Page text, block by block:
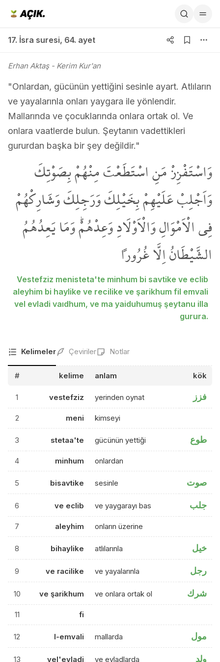
17. İsra suresi, 64. ayet
Erhan Aktaş- Kerim Kur'an
"Onlardan, gücünün yettiğini sesinle ayart. Atlıların
ve yayalarınla onları yaygara ile yönlendir.
Mallarında ve çocuklarında onlara ortak ol. Ve
onlara vaatlerde bulun. Şeytanın vadettikleri
gururdan başka bir şey değildir."
وَاسْتَفْزِزْ مَنِ اسْتَطَعْتَ مِنْهُمْ بِصَوْتِكَ
وَاَجْلِبْ عَلَيْهِمْ بِخَيْلِكَ وَرَجِلِكَ وَشَارِكْهُمْ
فِي الْاَمْوَالِ وَالْاَوْلَادِ وَعِدْهُمْۜ وَمَا يَعِدُهُمُ
الشَّيْطَانُ اِلَّا غُرُوراً
Vestefziz menisteta'te minhum bi savtike ve eclib
aleyhim bi haylike ve recilike ve şarikhum fil emvali
vel evladi vaıdhum, ve ma yaiduhumuş şeytanu illa
gurura.
Kelimeler Çeviriler Notlar
# kelime anlam kök
1 vestefziz yerinden oynat فزز
2 meni kimseyi
3 stetaa'te gücünün yettiği طوع
4 minhum onlardan
5 bisavtike sesinle صوت
6 ve eclib ve yaygarayı bas جلب
7 aleyhim onların üzerine
8 bihaylike atlılarınla خيل
9 ve racilike ve yayalarınla رجل
10 ve şarikhum ve onlara ortak ol شرك
11 fi
12 l-emvali mallarda مول
13 vel'evladi ve evladlarda ولد